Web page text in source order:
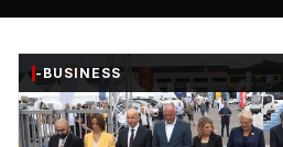
-BUSINESS